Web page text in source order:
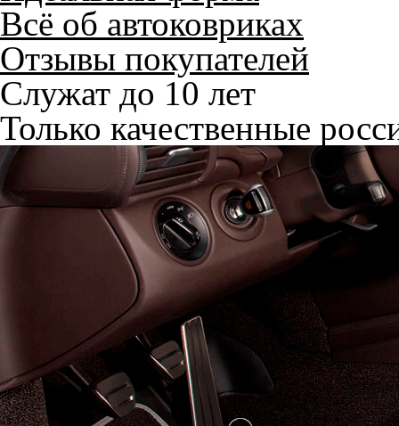
Всё об автоковриках
Отзывы покупателей
Служат до 10 лет
Только качественные